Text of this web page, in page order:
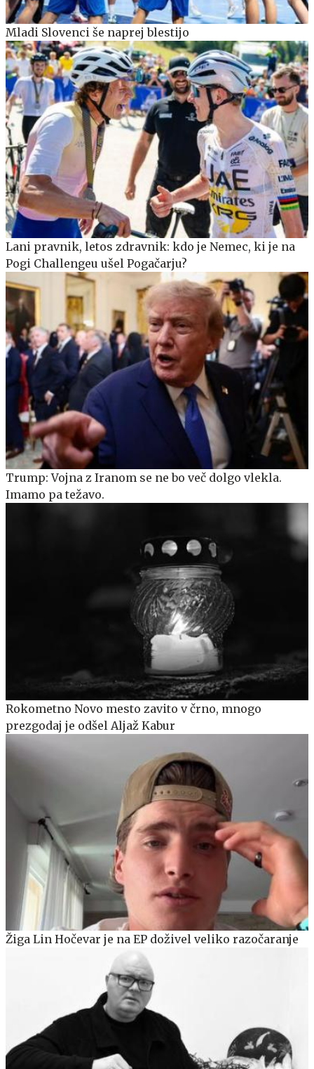
Mladi Slovenci še naprej blestijo
Lani pravnik, letos zdravnik: kdo je Nemec, ki je na
Pogi Challengeu ušel Pogačarju?
Trump: Vojna z Iranom se ne bo več dolgo vlekla.
Imamo pa težavo.
Rokometno Novo mesto zavito v črno, mnogo
prezgodaj je odšel Aljaž Kabur
Žiga Lin Hočevar je na EP doživel veliko razočaranje